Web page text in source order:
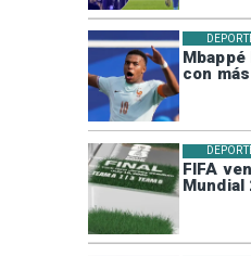
con
FIFA
Mundial